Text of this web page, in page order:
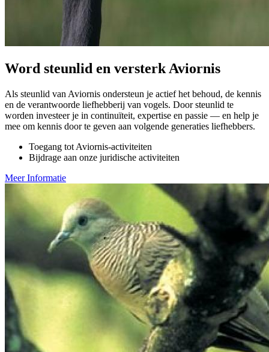
Word steunlid en versterk Aviornis
Als steunlid van Aviornis ondersteun je actief het behoud, de kennis
en de verantwoorde liefhebberij van vogels. Door steunlid te
worden investeer je in continuïteit, expertise en passie — en help je
mee om kennis door te geven aan volgende generaties liefhebbers.
Toegang tot Aviornis-activiteiten
Bijdrage aan onze juridische activiteiten
Meer Informatie